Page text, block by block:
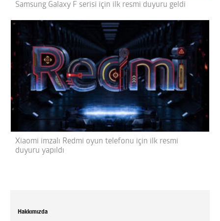
Samsung Galaxy F serisi için ilk resmi duyuru geldi
Xiaomi imzalı Redmi oyun telefonu için ilk resmi
duyuru yapıldı
Hakkımızda